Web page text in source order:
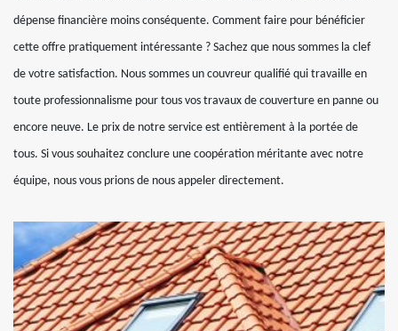
dépense financière moins conséquente. Comment faire pour bénéficier
cette offre pratiquement intéressante ? Sachez que nous sommes la clef
de votre satisfaction. Nous sommes un couvreur qualifié qui travaille en
toute professionnalisme pour tous vos travaux de couverture en panne ou
encore neuve. Le prix de notre service est entièrement à la portée de
tous. Si vous souhaitez conclure une coopération méritante avec notre
équipe, nous vous prions de nous appeler directement.